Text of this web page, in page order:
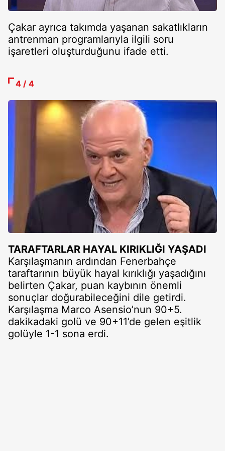
Çakar ayrıca takımda yaşanan sakatlıkların
antrenman programlarıyla ilgili soru
işaretleri oluşturduğunu ifade etti.
4 / 4
TARAFTARLAR HAYAL KIRIKLIĞI YAŞADI
Karşılaşmanın ardından Fenerbahçe
taraftarının büyük hayal kırıklığı yaşadığını
belirten Çakar, puan kaybının önemli
sonuçlar doğurabileceğini dile getirdi.
Karşılaşma Marco Asensio’nun 90+5.
dakikadaki golü ve 90+11’de gelen eşitlik
golüyle 1-1 sona erdi.